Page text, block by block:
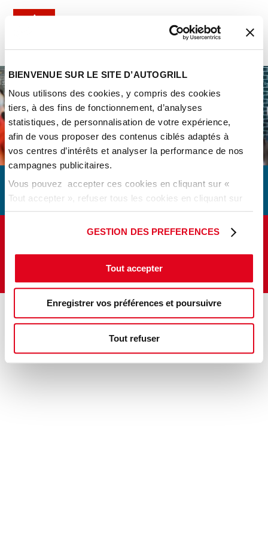
BIENVENUE SUR LE SITE D’AUTOGRILL
Nous utilisons des cookies, y compris des cookies
tiers, à des fins de fonctionnement, d’analyses
statistiques, de personnalisation de votre expérience,
afin de vous proposer des contenus ciblés adaptés à
vos centres d’intérêts et analyser la performance de nos
campagnes publicitaires.
Vous pouvez accepter ces cookies en cliquant sur «
Tout accepter », refuser tous les cookies en cliquant sur
« tout refuser » ou cliquer sur « Paramétrer les cookies
» pour gérer vos préférences.GESTION DES PREFERENCES
Tout accepter
Enregistrer vos préférences et poursuivre
Tout refuser
OUR SERVICES
Making happier the people on the move
© 2019 Autogrill S.p.A. - P.IVA 01630730032 -www.autogrill.com
Autogrill in Europe
Legal disclaimer Privacy Privacy cookies
Jump to navigation